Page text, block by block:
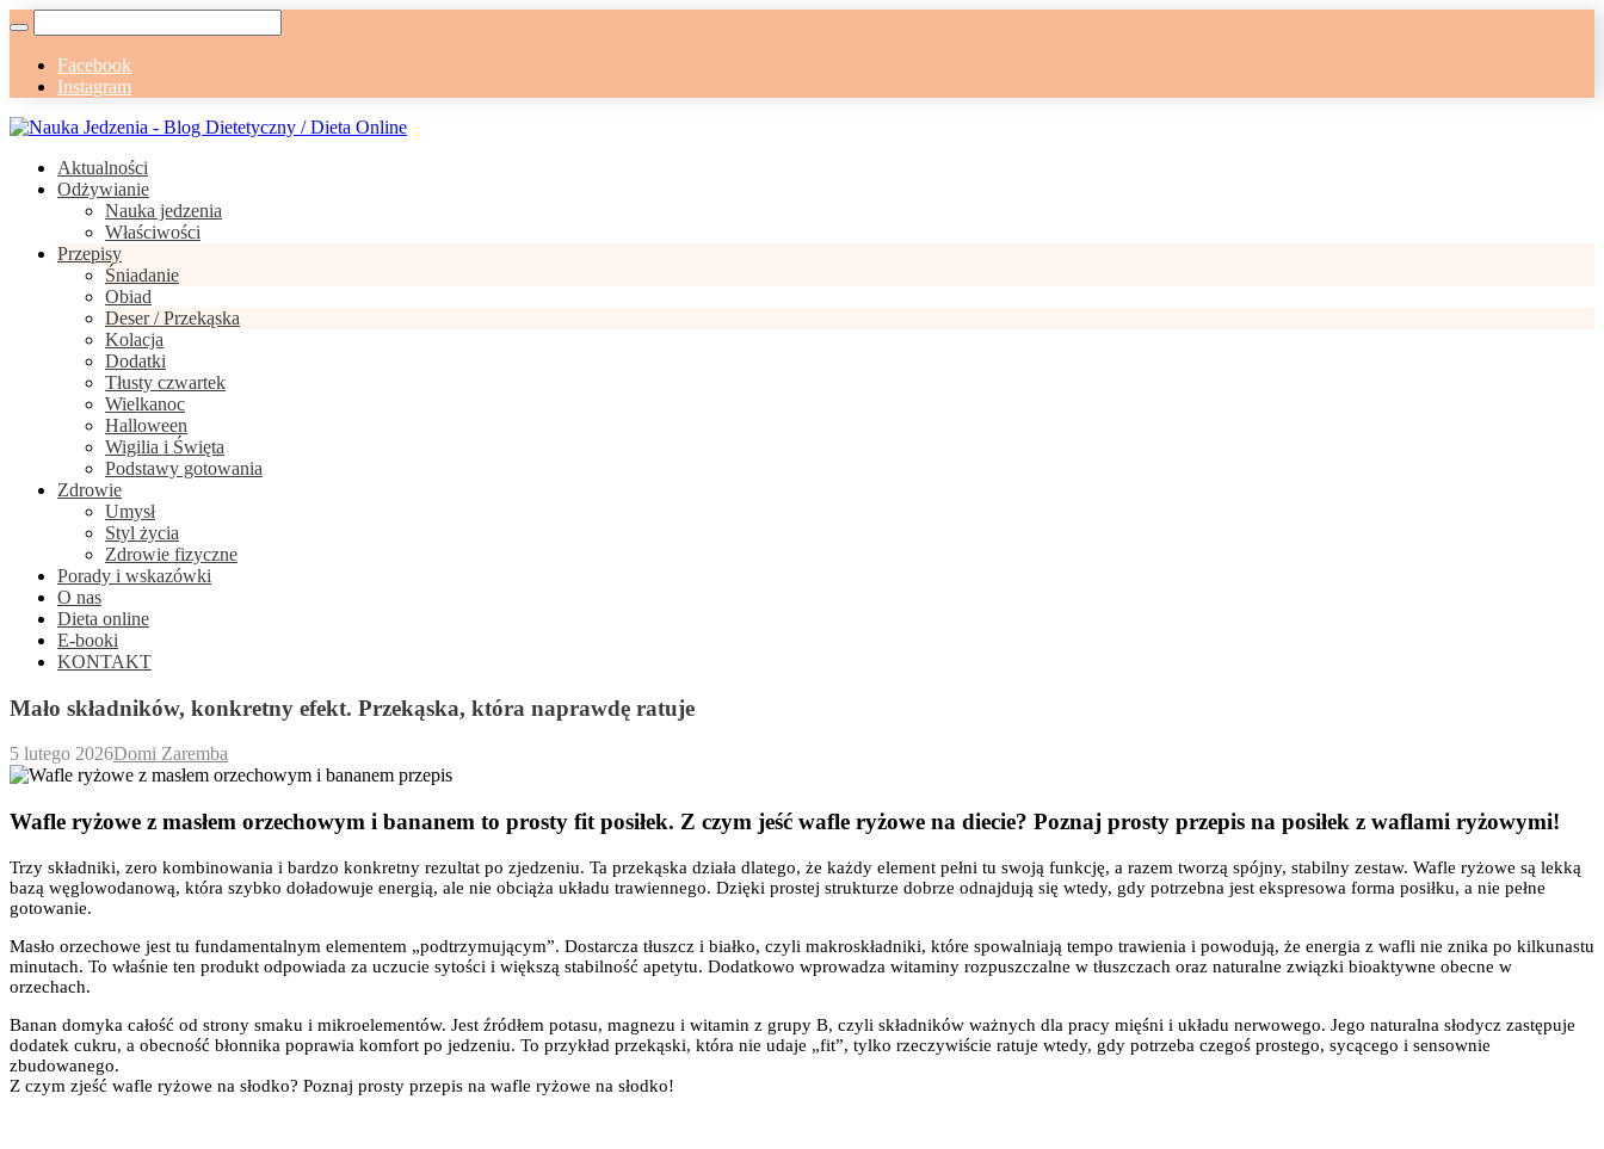
Facebook
Instagram
Aktualności
Odżywianie
Nauka jedzenia
Właściwości
Przepisy
Śniadanie
Obiad
Deser / Przekąska
Kolacja
Dodatki
Tłusty czwartek
Wielkanoc
Halloween
Wigilia i Święta
Podstawy gotowania
Zdrowie
Umysł
Styl życia
Zdrowie fizyczne
Porady i wskazówki
O nas
Dieta online
E-booki
KONTAKT
Mało składników, konkretny efekt. Przekąska, która naprawdę ratuje
5 lutego 2026Domi Zaremba
Wafle ryżowe z masłem orzechowym i bananem to prosty fit posiłek. Z czym jeść wafle ryżowe na diecie? Poznaj prosty przepis na posiłek z waflami ryżowymi!
Trzy składniki, zero kombinowania i bardzo konkretny rezultat po zjedzeniu. Ta przekąska działa dlatego, że każdy element pełni tu swoją funkcję, a razem tworzą spójny, stabilny zestaw. Wafle ryżowe są lekką
bazą węglowodanową, która szybko doładowuje energią, ale nie obciąża układu trawiennego. Dzięki prostej strukturze dobrze odnajdują się wtedy, gdy potrzebna jest ekspresowa forma posiłku, a nie pełne
gotowanie.
Masło orzechowe jest tu fundamentalnym elementem „podtrzymującym”. Dostarcza tłuszcz i białko, czyli makroskładniki, które spowalniają tempo trawienia i powodują, że energia z wafli nie znika po kilkunastu
minutach. To właśnie ten produkt odpowiada za uczucie sytości i większą stabilność apetytu. Dodatkowo wprowadza witaminy rozpuszczalne w tłuszczach oraz naturalne związki bioaktywne obecne w
orzechach.
Banan domyka całość od strony smaku i mikroelementów. Jest źródłem potasu, magnezu i witamin z grupy B, czyli składników ważnych dla pracy mięśni i układu nerwowego. Jego naturalna słodycz zastępuje
dodatek cukru, a obecność błonnika poprawia komfort po jedzeniu. To przykład przekąski, która nie udaje „fit”, tylko rzeczywiście ratuje wtedy, gdy potrzeba czegoś prostego, sycącego i sensownie
zbudowanego.
Z czym zjeść wafle ryżowe na słodko? Poznaj prosty przepis na wafle ryżowe na słodko!